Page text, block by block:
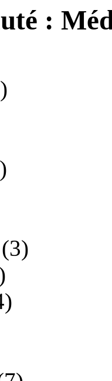
:
(3)